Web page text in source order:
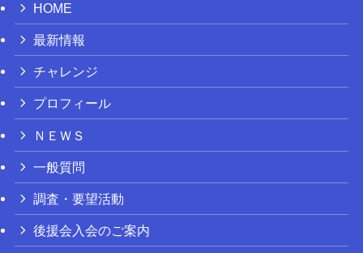
HOME
最新情報
チャレンジ
プロフィール
ＮＥＷＳ
一般質問
調査・要望活動
後援会入会のご案内